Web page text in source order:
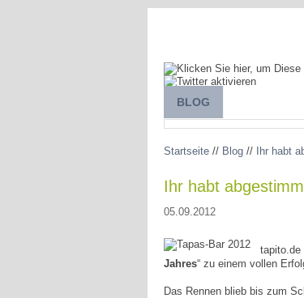
BLOG
Startseite // Blog // Ihr habt
Ihr habt
05.09.2012
tapito.de
Jahres“ zu einem vollen
Das Rennen blieb bis zum